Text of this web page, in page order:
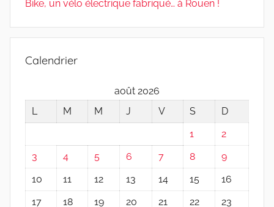
Bike, un vélo électrique fabriqué… à Rouen !
Calendrier
août 2026
L
M M J V S
D
1
2
3
4 5 6 7 8
9
10
11 12 13 14 15
16
17
18 19 20 21 22 23